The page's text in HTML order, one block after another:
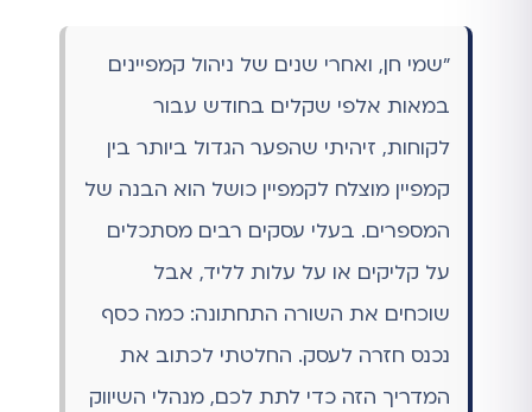
"שמי חן, ואחרי שנים של ניהול קמפיינים
במאות אלפי שקלים בחודש עבור
לקוחות, זיהיתי שהפער הגדול ביותר בין
קמפיין מוצלח לקמפיין כושל הוא הבנה של
המספרים. בעלי עסקים רבים מסתכלים
על קליקים או על עלות לליד, אבל
שוכחים את השורה התחתונה: כמה כסף
נכנס חזרה לעסק. החלטתי לכתוב את
המדריך הזה כדי לתת לכם, מנהלי השיווק